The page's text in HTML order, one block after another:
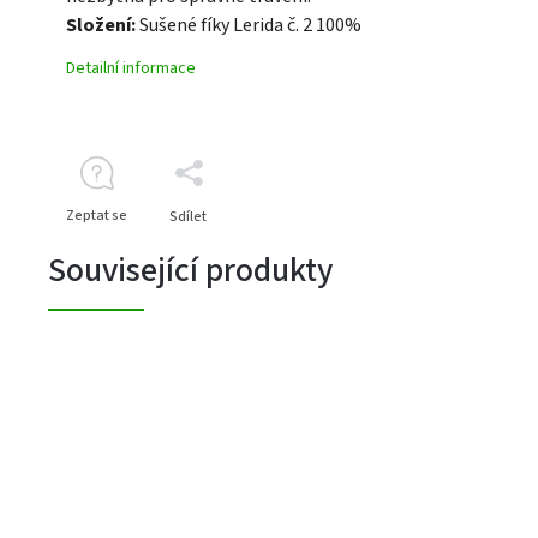
Složení:Sušené fíky Lerida č. 2 100%
Detailní informace
Zeptat se Sdílet
Související produkty